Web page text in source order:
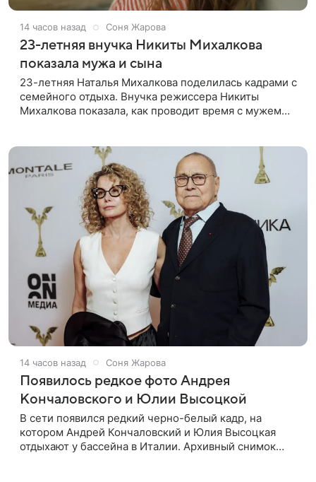
14 часов назад Соня Жарова
23-летняя внучка Никиты Михалкова
показала мужа и сына
23-летняя Наталья Михалкова поделилась кадрами с
семейного отдыха. Внучка режиссера Никиты
Михалкова показала, как проводит время с мужем
14 часов назад Соня Жарова
Появилось редкое фото Андрея
Кончаловского и Юлии Высоцкой
В сети появился редкий черно-белый кадр, на
котором Андрей Кончаловский и Юлия Высоцкая
отдыхают у бассейна в Италии. Архивный снимок